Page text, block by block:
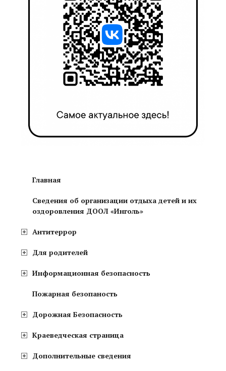
Главная
Сведения об организации отдыха детей и их
оздоровления ДООЛ «Инголь»
Антитеррор
Для родителей
Информационная безопасность
Пожарная безопаность
Дорожная Безопасность
Краеведческая страница
Дополнительные сведения